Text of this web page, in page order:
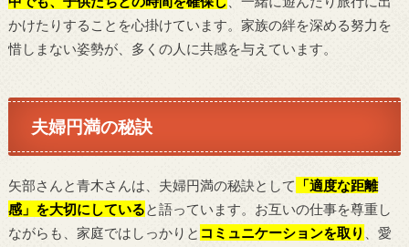
かけたりすることを心掛けています。家族の絆を深める努力を
惜しまない姿勢が、多くの人に共感を与えています。
夫婦円満の秘訣
矢部さんと青木さんは、夫婦円満の秘訣として
「適度な距離
感」を大切にしていると語っています。お互いの仕事を尊重し
ながらも、家庭ではしっかりと コミュニケーションを取り
、愛